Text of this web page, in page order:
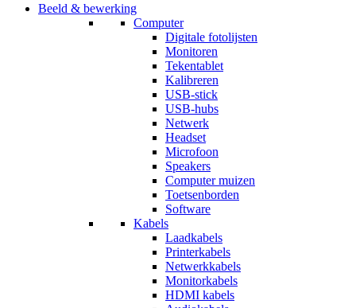
Beeld & bewerking
Computer
Digitale fotolijsten
Monitoren
Tekentablet
Kalibreren
USB-stick
USB-hubs
Netwerk
Headset
Microfoon
Speakers
Computer muizen
Toetsenborden
Software
Kabels
Laadkabels
Printerkabels
Netwerkkabels
Monitorkabels
HDMI kabels